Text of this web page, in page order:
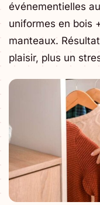
événementielles
uniformes en bois
manteaux.
plaisir, plus un